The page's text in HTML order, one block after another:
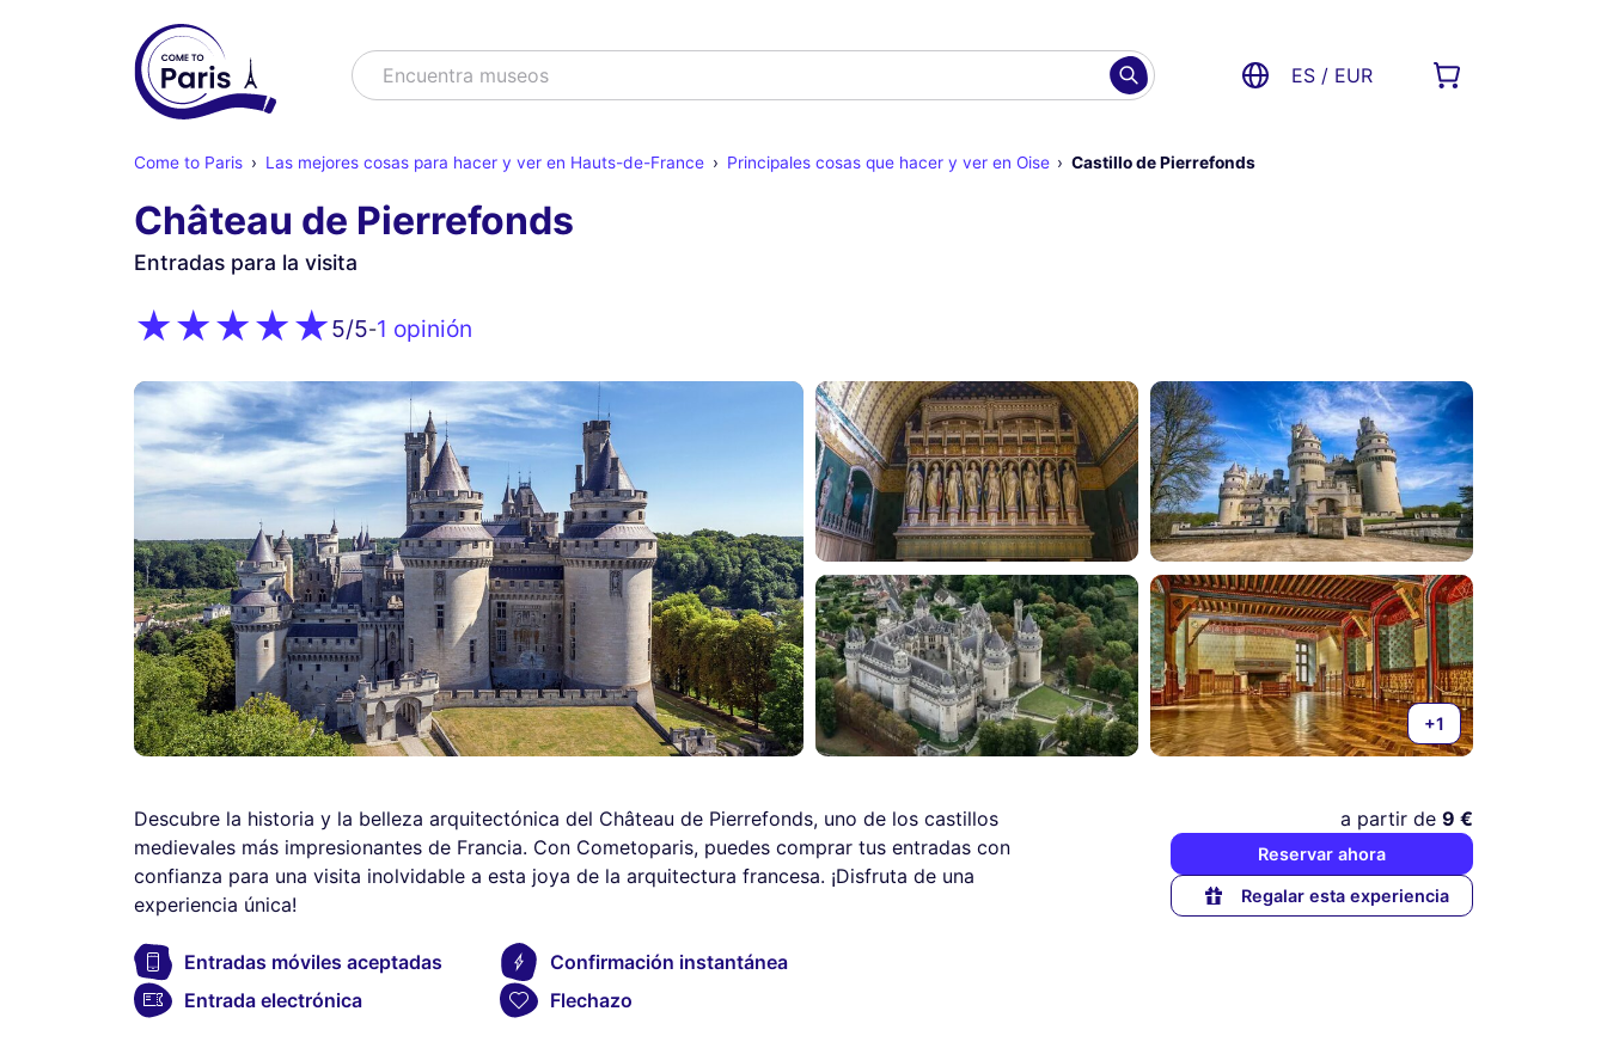
BuscarEncuentra ES / EUR
Come to Paris Las mejores cosas para hacer y ver en Hauts-de-France Principales cosas que hacer y ver en Oise Castillo de Pierrefonds
Château de Pierrefonds
Entradas para la visita
5/5-1 opinión
+1
Descubre la historia y la belleza arquitectónica del Château de Pierrefonds, uno de los castillos
medievales más impresionantes de Francia. Con Cometoparis, puedes comprar tus entradas con
confianza para una visita inolvidable a esta joya de la arquitectura francesa. ¡Disfruta de una
experiencia única!
Entradas móviles aceptadas
Confirmación instantánea
Entrada electrónica
Flechazo
a partir de 9 €
Reservar ahora
Regalar esta experiencia